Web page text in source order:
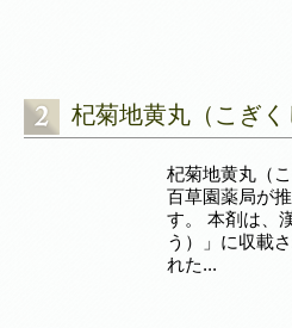
杞菊地黄丸（こぎく
杞菊地黄丸（
百草園薬局が
す。 本剤は、
う）」に収載
れた...